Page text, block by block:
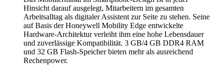
Hinsicht darauf ausgelegt, Mitarbeitern im gesamten
Arbeitsalltag als digitaler Assistent zur Seite zu stehen. Seine
auf Basis der Honeywell Mobility Edge entwickelte
Hardware-Architektur verleiht ihm eine hohe Lebensdauer
und zuverlässige Kompatibilität. 3 GB/4 GB DDR4 RAM
und 32 GB Flash-Speicher bieten mehr als ausreichend
Rechenpower.